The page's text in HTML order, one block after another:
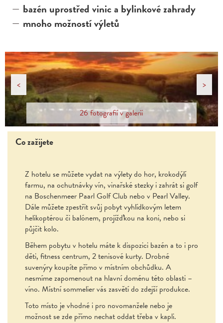
bazén uprostřed vinic a bylinkové zahrady
mnoho možností výletů
< >
26 fotografií v galerii
Co zažijete
Z hotelu se můžete vydat na výlety do hor, krokodýlí
farmu, na ochutnávky vín, vinařské stezky i zahrát si golf
na Boschenmeer Paarl Golf Club nebo v Pearl Valley.
Dále můžete zpestřit svůj pobyt vyhlídkovým letem
helikoptérou či balónem, projížďkou na koni, nebo si
půjčit kolo.
Během pobytu v hotelu máte k dispozici bazén a to i pro
děti, fitness centrum, 2 tenisové kurty. Drobné
suvenýry koupíte přímo v místním obchůdku. A
nesmíme zapomenout na hlavní doménu této oblasti –
víno. Místní sommelier vás zasvětí do zdejší produkce.
Toto místo je vhodné i pro novomanžele nebo je
možnost se zde přímo nechat oddat třeba v kapli.